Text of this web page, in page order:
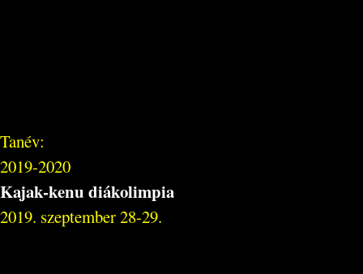
Tanév:
2019-2020
Kajak-kenu diákolimpia
2019. szeptember 28-29.